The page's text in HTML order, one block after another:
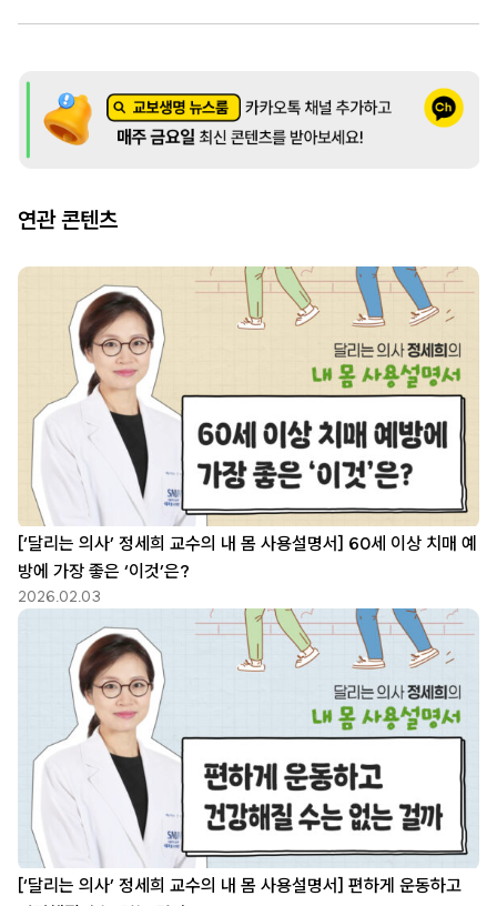
연관 콘텐츠
[‘달리는 의사’ 정세희 교수의 내 몸 사용설명서] 60세 이상 치매 예
방에 가장 좋은 ‘이것’은?
2026.02.03
[‘달리는 의사’ 정세희 교수의 내 몸 사용설명서] 편하게 운동하고